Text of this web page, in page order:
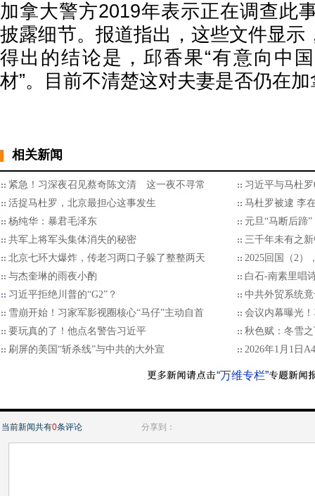
加拿大警方2019年表示正在调查此
披露细节。报道指出，这些文件显示
得出的结论是，邱香果“有意向中
材”。目前不清楚这对夫妻是否仍在
相关新闻
紧急！习深夜召见蔡奇陈文清 这一夜不寻常
习近平与马杜
活捉马杜罗，北京最担心这事发生
马杜罗被逮 李
杨纯华：暴君毛泽东
元旦“马断后蹄
共军上将军头集体消失的秘密
三千年未有之
北京七环大爆炸，传老习两口子躲了整整两天
2025回国（2）
与杰奎琳的雨夜小酌
白石-南素里唱
习近平拒绝川普的“G2”？
中共外贸系统
雪崩开始！习家军影视圈核心“马仔”主动自首
会议内幕曝光
要玩真的了！他点名警告习近平
秋色赋：冬雪
刷屏的美国“斩杀线”与中共的大外宣
2026年1月1日
“万维专栏”
当前新闻共有0条评论 分享到：